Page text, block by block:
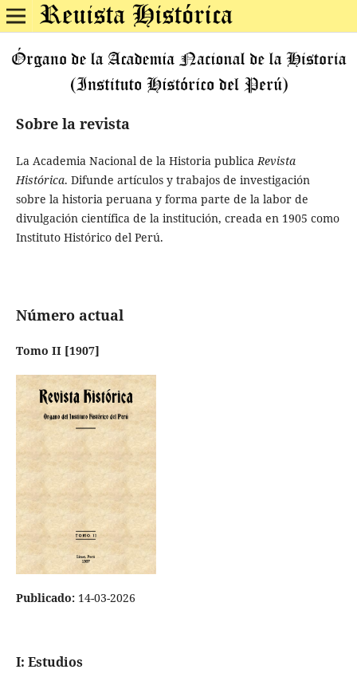
Sobre la revista
La Academia Nacional de la Historia publicaRevista
Histórica. Difunde artículos y trabajos de investigación
sobre la historia peruana y forma parte de la labor de
divulgación científica de la institución, creada en 1905 como
Instituto Histórico del Perú.
Número actual
Tomo II [1907]
Publicado: 14-03-2026
I: Estudios